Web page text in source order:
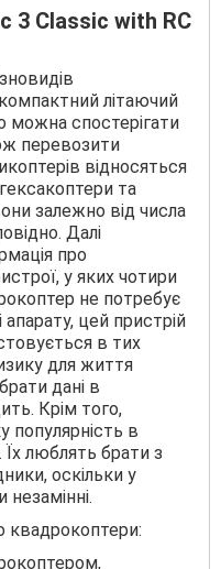
3 Classic with RC
літаючий
можна спостерігати
перевозити
відносяться
та
залежно від числа
Далі
про
у яких чотири
не потребує
апарату, цей пристрій
в тих
для життя
дані в
Крім того,
в
Їх люблять брати з
оскільки у
квадрокоптери: